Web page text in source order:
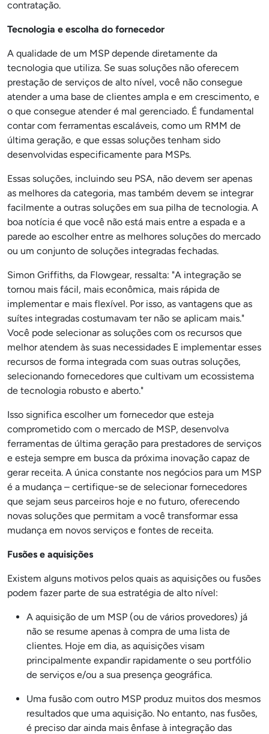
contratação.
Tecnologia e escolha do fornecedor
A qualidade de um MSP depende diretamente da
tecnologia que utiliza. Se suas soluções não oferecem
prestação de serviços de alto nível, você não consegue
atender a uma base de clientes ampla e em crescimento, e
o que consegue atender é mal gerenciado. É fundamental
contar com ferramentas escaláveis, como um RMM de
última geração, e que essas soluções tenham sido
desenvolvidas especificamente para MSPs.
Essas soluções, incluindo seu PSA, não devem ser apenas
as melhores da categoria, mas também devem se integrar
facilmente a outras soluções em sua pilha de tecnologia. A
boa notícia é que você não está mais entre a espada e a
parede ao escolher entre as melhores soluções do mercado
ou um conjunto de soluções integradas fechadas.
Simon Griffiths, da Flowgear, ressalta: "A integração se
tornou mais fácil, mais econômica, mais rápida de
implementar e mais flexível. Por isso, as vantagens que as
suítes integradas costumavam ter não se aplicam mais."
Você pode selecionar as soluções com os recursos que
melhor atendem às suas necessidades E implementar esses
recursos de forma integrada com suas outras soluções,
selecionando fornecedores que cultivam um ecossistema
de tecnologia robusto e aberto."
Isso significa escolher um fornecedor que esteja
comprometido com o mercado de MSP, desenvolva
ferramentas de última geração para prestadores de serviços
e esteja sempre em busca da próxima inovação capaz de
gerar receita. A única constante nos negócios para um MSP
é a mudança – certifique-se de selecionar fornecedores
que sejam seus parceiros hoje e no futuro, oferecendo
novas soluções que permitam a você transformar essa
mudança em novos serviços e fontes de receita.
Fusões e aquisições
Existem alguns motivos pelos quais as aquisições ou fusões
podem fazer parte de sua estratégia de alto nível:
A aquisição de um MSP (ou de vários provedores) já
não se resume apenas à compra de uma lista de
clientes. Hoje em dia, as aquisições visam
principalmente expandir rapidamente o seu portfólio
de serviços e/ou a sua presença geográfica.
Uma fusão com outro MSP produz muitos dos mesmos
resultados que uma aquisição. No entanto, nas fusões,
é preciso dar ainda mais ênfase à integração das